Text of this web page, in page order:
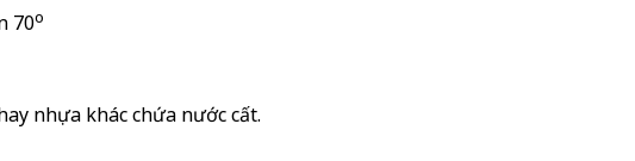
70o
nhựa khác chứa nước cất.